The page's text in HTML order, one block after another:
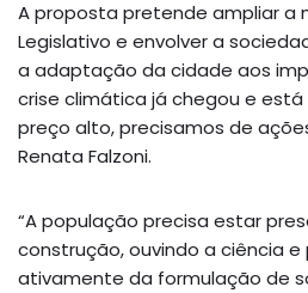
A proposta pretende ampliar a
Legislativo e envolver a
a adaptação da cidade aos
crise climática já chegou e
preço alto, precisamos de
Renata Falzoni.
“A população precisa estar
construção, ouvindo a ciência
ativamente da formulação de